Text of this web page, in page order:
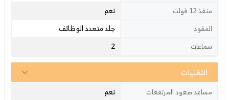
منفذ 12 فولت نعم
المقود جلد متعدد الوظائف
سماعات 2
التقنيات
مساعد صعود المرتفعات نعم